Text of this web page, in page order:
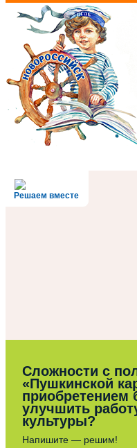
Решаем вместе
Сложности с
«Пушкинской
приобретением
улучшить
культуры?
Напишите — решим!